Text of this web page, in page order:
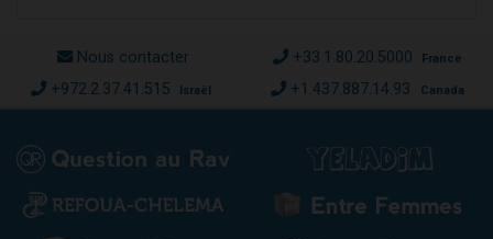
Nous contacter +33.1.80.20.5000 France
+972.2.37.41.515 Israël +1.437.887.14.93 Canada